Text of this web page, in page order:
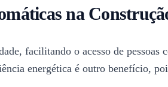
na
facilitando o acesso de
energética é outro benefício,